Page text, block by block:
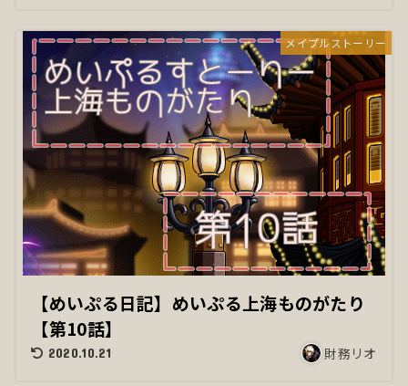
メイプルストーリー
【めいぷる日記】めいぷる上海ものがたり
【第10話】
2020.10.21 財務リオ